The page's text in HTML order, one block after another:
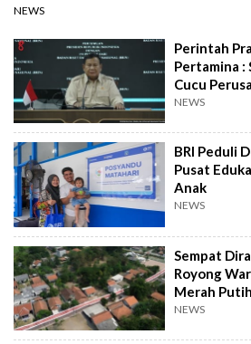
NEWS
Perintah
Pertamina :
Cucu
NEWS
BRI Peduli
Pusat
Anak
NEWS
Sempat
Royong
Merah
NEWS